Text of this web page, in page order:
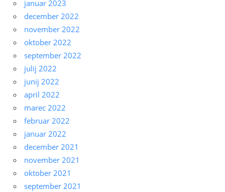
januar 2023
december 2022
november 2022
oktober 2022
september 2022
julij 2022
junij 2022
april 2022
marec 2022
februar 2022
januar 2022
december 2021
november 2021
oktober 2021
september 2021